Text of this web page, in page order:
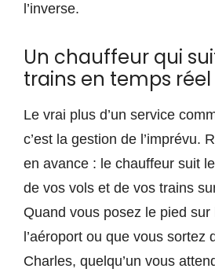
l’inverse.
Un chauffeur qui
trains en temps réel
Le vrai plus d’un service
c’est la gestion de l’imprévu.
en avance : le chauffeur suit
de vos vols et de vos trains
Quand vous posez le pied sur
l’aéroport ou que vous sortez
Charles, quelqu’un vous